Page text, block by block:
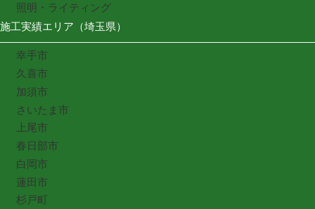
照明・ライティング
施工実績エリア（埼玉県）
幸手市
久喜市
加須市
さいたま市
上尾市
春日部市
白岡市
蓮田市
杉戸町